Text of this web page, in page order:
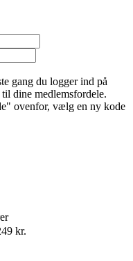
gang du logger ind på
dine medlemsfordele.
ovenfor, vælg en ny kode
kr.